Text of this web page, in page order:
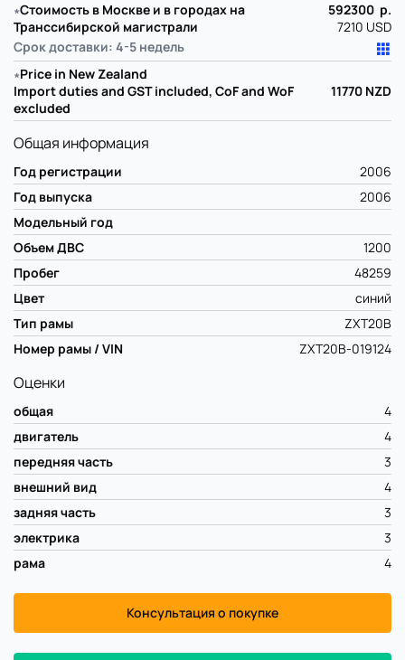
∗Стоимость в Москве и в городах на
Транссибирской магистрали
Срок доставки: 4-5 недель
592300 р.
7210 USD
∗Price in New Zealand
Import duties and GST included, CoF and WoF
excluded
11770 NZD
Общая информация
Год регистрации
2006
Год выпуска
2006
Модельный год
Объем ДВС
1200
Пробег
48259
Цвет
синий
Тип рамы
ZXT20B
Номер рамы / VIN
ZXT20B-019124
Оценки
общая
4
двигатель
4
передняя часть
3
внешний вид
4
задняя часть
3
электрика
3
рама
4
Консультация о покупке